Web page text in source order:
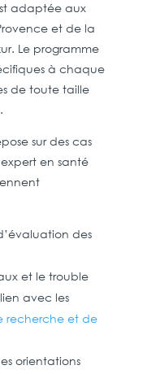
adaptée aux
et de la
Le programme
à chaque
de toute taille
sur des cas
en santé
des
et le trouble
avec les
recherche et de
orientations